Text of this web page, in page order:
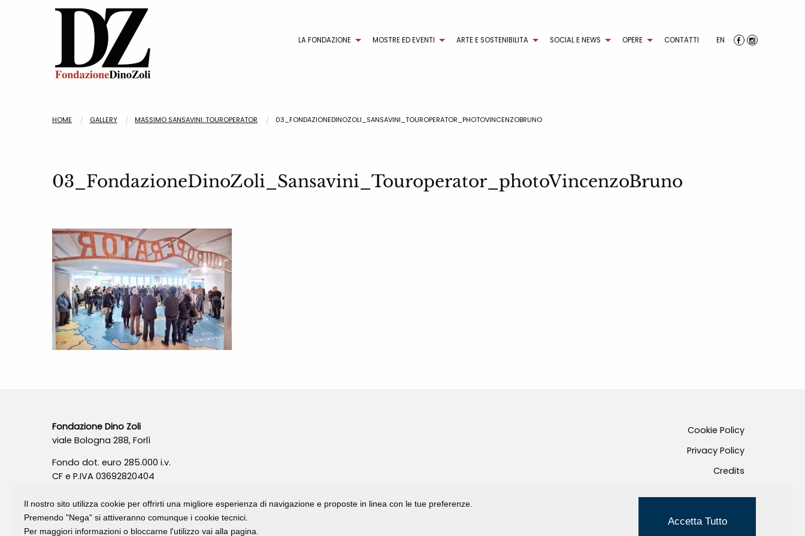
LA FONDAZIONE MOSTRE ED EVENTI ARTE E SOSTENIBILITA SOCIAL E NEWS OPERE CONTATTI EN
HOME GALLERY MASSIMO SANSAVINI: TOUROPERATOR 03_FONDAZIONEDINOZOLI_SANSAVINI_TOUROPERATOR_PHOTOVINCENZOBRUNO
03_FondazioneDinoZoli_Sansavini_Touroperator_photoVincenzoBruno
Fondazione Dino Zoli
viale Bologna 288, Forlì
Fondo dot. euro 285.000 i.v.
CF e P.IVA 03692820404
Cookie Policy
Privacy Policy
Credits
Il nostro sito utilizza cookie per offrirti una migliore esperienza di navigazione e proposte in linea con le tue preferenze.
Premendo "Nega" si attiveranno comunque i cookie tecnici.
Per maggiori informazioni o bloccarne l'utilizzo vai alla pagina.
Accetta Tutto